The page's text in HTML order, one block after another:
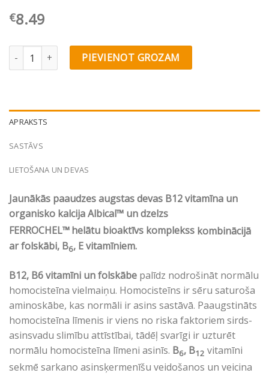
€8.49
Olimp Labs B12 Forte™ bioactive-complex quantity
PIEVIENOT GROZAM
APRAKSTS
SASTĀVS
LIETOŠANA UN DEVAS
Jaunākās paaudzes augstas devas B12 vitamīna un
organisko kalcija Albical™ un dzelzs
FERROCHEL™helātu bioaktīvs komplekss kombinācijā
ar folskābi, B6, E vitamīniem.
B12, B6 vitamīni un folskābe palīdz nodrošināt normālu
homocisteīna vielmaiņu. Homocisteīns ir sēru saturoša
aminoskābe, kas normāli ir asins sastāvā. Paaugstināts
homocisteīna līmenis ir viens no riska faktoriem sirds-
asinsvadu slimību attīstībai, tādēļ svarīgi ir uzturēt
normālu homocisteīna līmeni asinīs. B6, B12 vitamīni
sekmē sarkano asinsķermenīšu veidošanos un veicina